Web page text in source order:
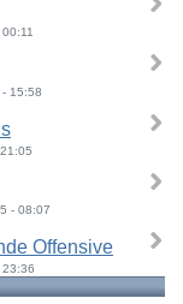
- 15:58
- 08:07
Offensive
23:36